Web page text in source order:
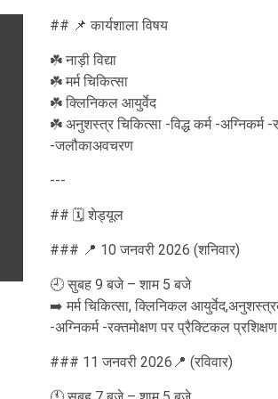
## 📌 कार्यशाला विषय
☘️ नाड़ी विद्या
☘️ मर्म चिकित्सा
☘️ क्लिनिकल आयुर्वेद
☘️ अनुशस्त्र चिकित्सा -विद्ध कर्म -अग्निकर्म -
-जलौकाअवचरण
---
## 🗓️ शेड्यूल
### 📍 10 जनवरी 2026 (शनिवार)
🕘 सुबह 9 बजे – शाम 5 बजे
➡️ मर्म चिकित्सा, क्लिनिकल
-अग्निकर्म -रक्तमोक्षण पर प्रैक्टिकल प्रशिक्षण
### 11 जनवरी 2026📍 (रविवार)